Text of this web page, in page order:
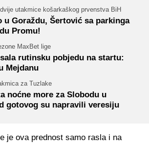
utakmice košarkaškog prvenstva BiH
u Goraždu, Šertović sa parkinga
Promu!
MaxBet lige
rutinsku pobjedu na startu:
Mejdanu
za Tuzlake
noćne more za Slobodu u
gotovog su napravili veresiju
je ova prednost samo rasla i na